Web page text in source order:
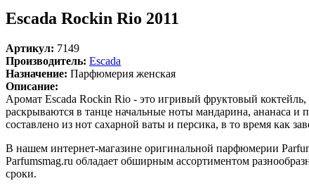
Escada Rockin Rio 2011
Артикул: 7149
Производитель: Escada
Назначение: Парфюмерия женская
Описание:
Аромат Escada Rockin Rio - это игривый фруктовый
раскрываются в танце начальные ноты мандарина, ананаса
составлено из нот сахарной ваты и персика, в то время как
В нашем интернет-магазине оригинальной парфюмерии
Parfumsmag.ru обладает обширным ассортиментом
сроки.